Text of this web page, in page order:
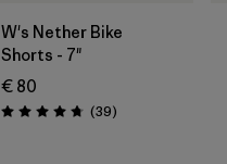
W's Nether Bike
Shorts - 7"
€ 80
Bewertung: 4.8 / 5
(39Rezensionen
)